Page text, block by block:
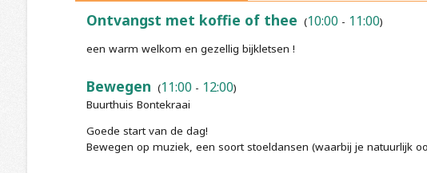
Ontvangst met koffie of thee (10:00- 11:00)
een warm welkom en gezellig bijkletsen !
Bewegen (11:00- 12:00)
Buurthuis Bontekraai
Goede start van de dag!
Bewegen op muziek, een soort stoeldansen (waarbij je natuurlijk